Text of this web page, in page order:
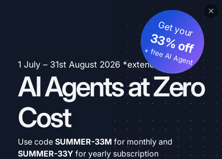
1 July – 31st August 2026 *extended
AI Agents at Zero
Cost
Get your
33% off
+ free AI Agent
Use code SUMMER-33M for monthly and
SUMMER-33Y for yearly subscription